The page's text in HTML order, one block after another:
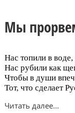
Мы
Нас топили в
Нас рубили как
Чтобы в души
Тот, что сделает
Читать далее...